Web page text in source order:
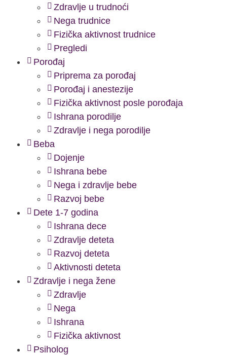
Zdravlje u trudnoći
Nega trudnice
Fizička aktivnost trudnice
Pregledi
Porođaj
Priprema za porođaj
Porođaj i anestezije
Fizička aktivnost posle porođaja
Ishrana porodilje
Zdravlje i nega porodilje
Beba
Dojenje
Ishrana bebe
Nega i zdravlje bebe
Razvoj bebe
Dete 1-7 godina
Ishrana dece
Zdravlje deteta
Razvoj deteta
Aktivnosti deteta
Zdravlje i nega žene
Zdravlje
Nega
Ishrana
Fizička aktivnost
Psiholog